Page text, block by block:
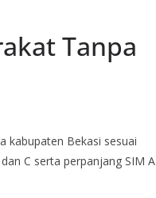
Tanpa
kabupaten Bekasi sesuai
C serta perpanjang SIM A